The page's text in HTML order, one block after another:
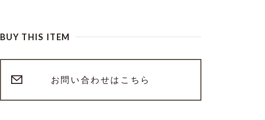
BUY THIS ITEM
お問い合わせはこちら